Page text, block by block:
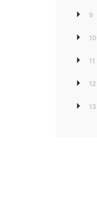
9
10
11
12
13